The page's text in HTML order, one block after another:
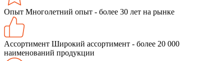
Опыт Многолетний опыт - более 30 лет на рынке
Ассортимент Широкий ассортимент - более 20 000
наименований продукции